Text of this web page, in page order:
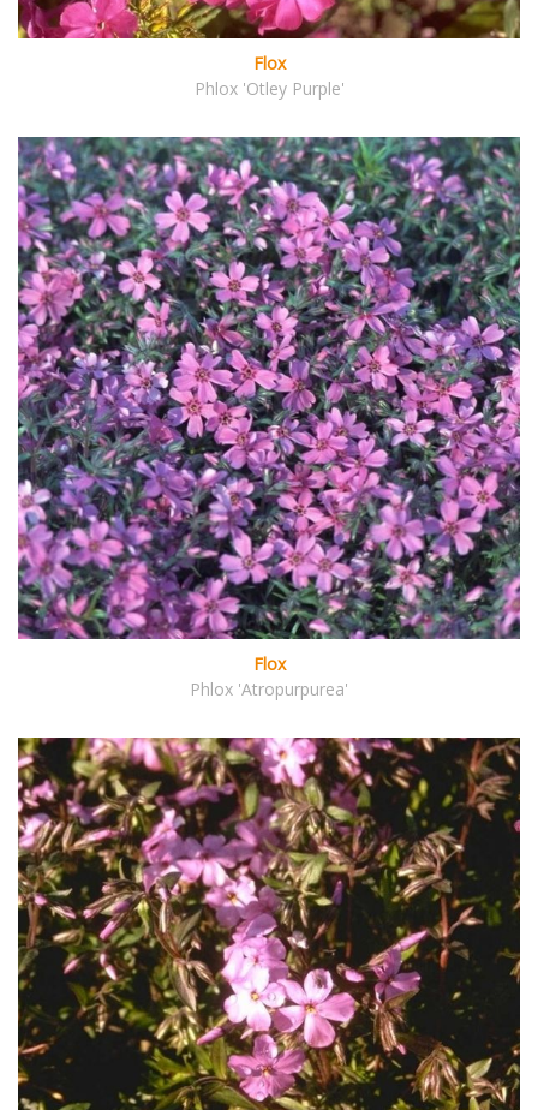
Flox
Phlox 'Otley Purple'
Flox
Phlox 'Atropurpurea'